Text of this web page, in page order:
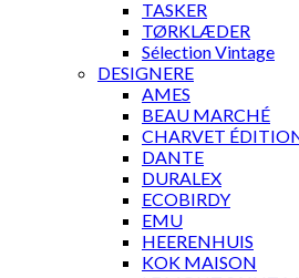
TASKER
TØRKLÆDER
Sélection Vintage
DESIGNERE
AMES
BEAU MARCHÉ
CHARVET
DANTE
DURALEX
ECOBIRDY
EMU
HEERENHUIS
KOK MAISON